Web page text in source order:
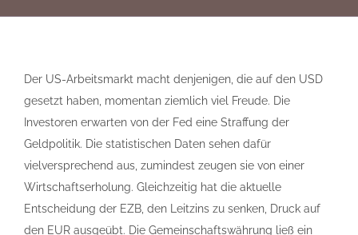
Der US-Arbeitsmarkt macht denjenigen, die auf den USD
gesetzt haben, momentan ziemlich viel Freude. Die
Investoren erwarten von der Fed eine Straffung der
Geldpolitik. Die statistischen Daten sehen dafür
vielversprechend aus, zumindest zeugen sie von einer
Wirtschaftserholung. Gleichzeitig hat die aktuelle
Entscheidung der EZB, den Leitzins zu senken, Druck auf
den EUR ausgeübt. Die Gemeinschaftswährung ließ ein